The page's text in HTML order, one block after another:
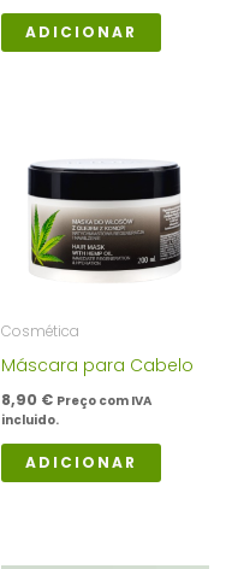
ADICIONAR
Cosmética
Máscara para Cabelo
8,90 € Preço com IVA
incluido.
ADICIONAR